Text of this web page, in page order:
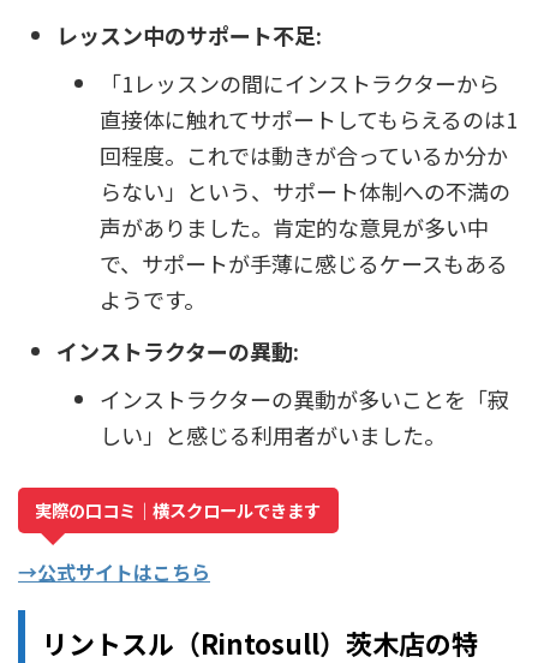
レッスン中のサポート不足:
「1レッスンの間にインストラクターから
直接体に触れてサポートしてもらえるのは1
回程度。これでは動きが合っているか分か
らない」という、サポート体制への不満の
声がありました。肯定的な意見が多い中
で、サポートが手薄に感じるケースもある
ようです。
インストラクターの異動:
インストラクターの異動が多いことを「寂
しい」と感じる利用者がいました。
実際の口コミ｜横スクロールできます
→公式サイトはこちら
リントスル（Rintosull）茨木店の特